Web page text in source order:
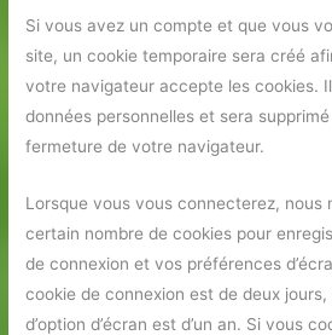
Si vous avez un compte et que vous
site, un cookie temporaire sera créé
votre navigateur accepte les cookies.
données personnelles et sera
fermeture de votre navigateur.
Lorsque vous vous connecterez, nous
certain nombre de cookies pour
de connexion et vos préférences
cookie de connexion est de deux jours,
d’option d’écran est d’un an. Si vous